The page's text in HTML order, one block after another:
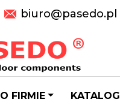
biuro@pasedo.pl
O FIRMIE KATALOG